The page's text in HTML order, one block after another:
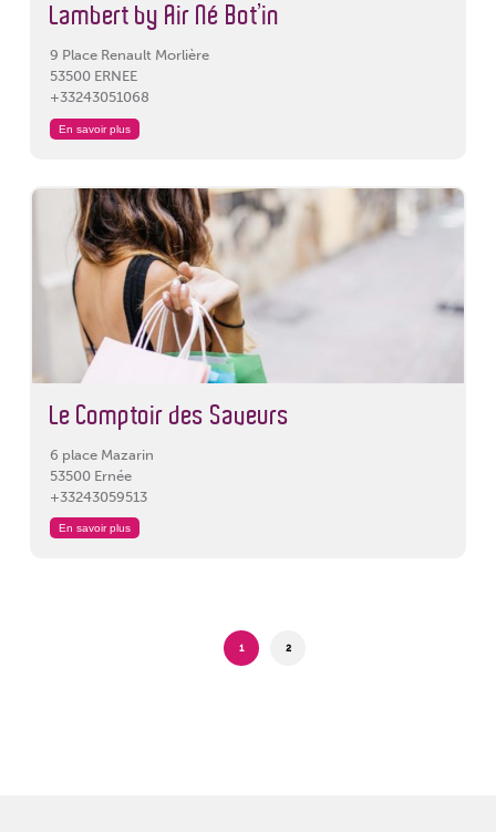
Lambert by Air Né Bot’in
9 Place Renault Morlière
53500 ERNEE
+33243051068
En savoir plus
Le Comptoir des Saveurs
6 place Mazarin
53500 Ernée
+33243059513
En savoir plus
1 2